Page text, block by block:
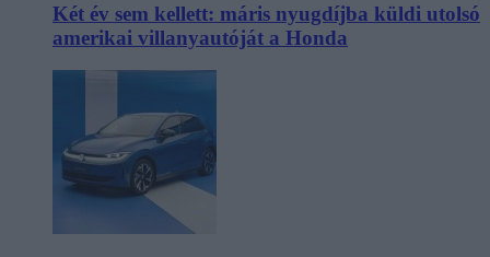
Két év sem kellett: máris nyugdíjba küldi utolsó
amerikai villanyautóját a Honda